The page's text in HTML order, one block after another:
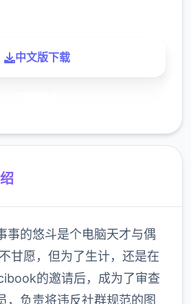
中文版下载
事的悠斗是个电脑天才与偶
甘愿，但为了生计，还是在
的邀请后，成为了审查
，负责将违反社群规范的图